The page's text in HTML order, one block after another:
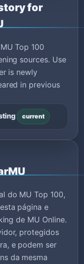
for
Top 100
sources. Use
is newly
in previous
current
do MU Top 100,
página e
de MU Online.
protegidos
e podem ser
da mesma